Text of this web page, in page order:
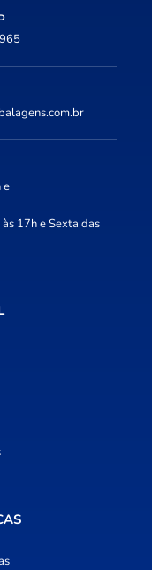
e
17h e Sexta das